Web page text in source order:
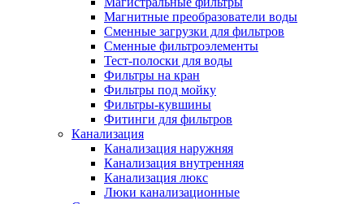
Новости и Акции
Оплата и доставка
Сервис-центр
Адреса Сервис-центров
Магнитные преобразователи воды
Сменные загрузки для фильтров
Сменные фильтроэлементы
Тест-полоски для воды
Фильтры на кран
Фильтры под мойку
Фильтры-кувшины
Фитинги для фильтров
Канализация
Канализация наружняя
Канализация внутренняя
Канализация люкс
Люки канализационные